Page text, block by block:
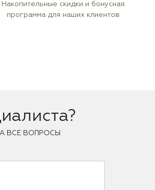
Накопительные скидки и бонусная
программа для наших клиентов
ВСЕ ВОПРОСЫ